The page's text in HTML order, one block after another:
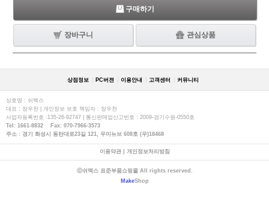
구매하기
장바구니 관심상품
상점정보 PC버젼 이용안내 고객센터 커뮤니티
상호명 : 쉬멕스
대표 : 장우천 | 개인정보 보호 책임자 : 장우천
사업자등록번호 :135-26-92747 | 통신판매업신고번호 : 2009-경기수원-0550호
Tel: 1661-8832 Fax: 070-7966-3573
주소 : 경기 화성시 동탄대로23길 121, 우미뉴브 608호 (우)18468
이용약관| 개인정보처리방침
ⓒ쉬멕스 표준부품쇼핑몰 All rights reserved.
MakeShop